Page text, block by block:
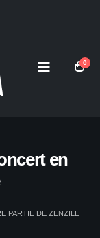
0
en
PARTIE DE ZENZILE